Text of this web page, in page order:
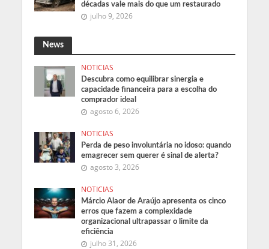
décadas vale mais do que um restaurado
julho 9, 2026
News
NOTICIAS
Descubra como equilibrar sinergia e
capacidade financeira para a escolha do
comprador ideal
agosto 6, 2026
NOTICIAS
Perda de peso involuntária no idoso: quando
emagrecer sem querer é sinal de alerta?
agosto 3, 2026
NOTICIAS
Márcio Alaor de Araújo apresenta os cinco
erros que fazem a complexidade
organizacional ultrapassar o limite da
eficiência
julho 31, 2026